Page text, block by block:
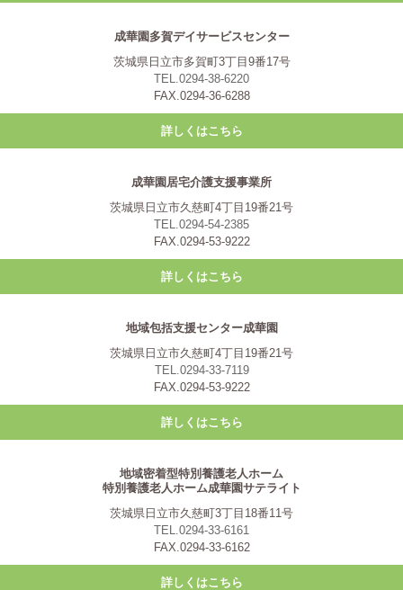
成華園多賀デイサービスセンター
茨城県日立市多賀町3丁目9番17号
TEL.0294-38-6220
FAX.0294-36-6288
詳しくはこちら
成華園居宅介護支援事業所
茨城県日立市久慈町4丁目19番21号
TEL.0294-54-2385
FAX.0294-53-9222
詳しくはこちら
地域包括支援センター成華園
茨城県日立市久慈町4丁目19番21号
TEL.0294-33-7119
FAX.0294-53-9222
詳しくはこちら
地域密着型特別養護老人ホーム
特別養護老人ホーム成華園サテライト
茨城県日立市久慈町3丁目18番11号
TEL.0294-33-6161
FAX.0294-33-6162
詳しくはこちら